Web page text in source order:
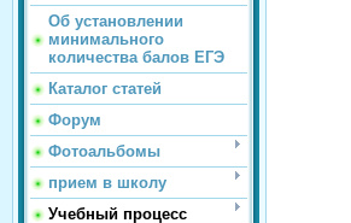
Об установлении
минимального
количества балов ЕГЭ
Каталог статей
Форум
Фотоальбомы
прием в школу
Учебный процесс